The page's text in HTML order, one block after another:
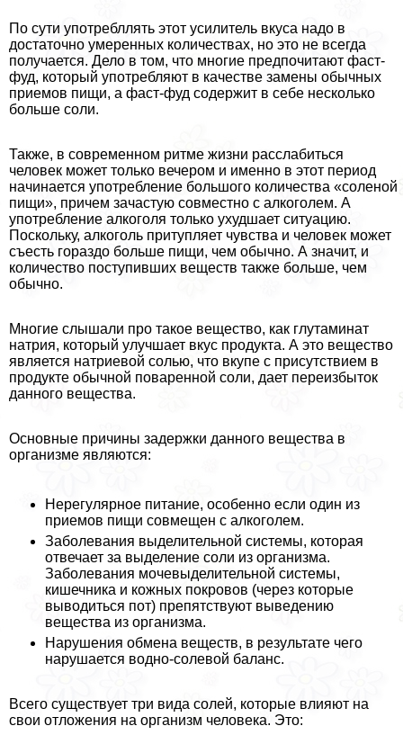
По сути употрeбллять этот усилитель вкуса надо в
достаточно умеренных количествах, но это не всегда
получается. Дело в том, что многие предпочитают фаст-
фуд, который употрeбляют в качестве замены обычных
приемов пищи, а фаст-фуд содержит в себе несколько
больше соли.
Также, в современном ритме жизни расслабиться
человек может только вечером и именно в этот период
начинается употрeбление большого количества «соленой
пищи», причем зачастую совместно с алкоголем. А
употрeбление алкоголя только ухудшает ситуацию.
Поскольку, алкоголь притупляет чувства и человек может
съесть гораздо больше пищи, чем обычно. А значит, и
количество поступивших веществ также больше, чем
обычно.
Многие слышали про такое вещество, как глутаминат
натрия, который улучшает вкус продукта. А это вещество
является натриевой солью, что вкупе с присутствием в
продукте обычной поваренной соли, дает переизбыток
данного вещества.
Основные причины задержки данного вещества в
организме являются:
Нерегулярное питание, особенно если один из
приемов пищи совмещен с алкоголем.
Заболевания выделительной системы, которая
отвечает за выделение соли из организма.
Заболевания мочевыделительной системы,
кишечника и кожных покровов (через которые
выводиться пот) препятствуют выведению
вещества из организма.
Нарушения обмена веществ, в результате чего
нарушается водно-солевой баланс.
Всего существует три вида солей, которые влияют на
свои отложения на организм человека. Это: